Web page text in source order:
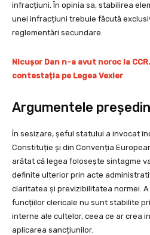
infracțiuni. În opinia sa, stabilirea
unei infracțiuni trebuie făcută
reglementări secundare.
Nicușor Dan n-a avut noroc la
contestația pe Legea Vexler
Argumentele
În sesizare, șeful statului a invocat
Constituție și din Convenția
arătat că legea folosește sintagme
definite ulterior prin acte
claritatea și previzibilitatea normei.
funcțiilor clericale nu sunt stabilite
interne ale cultelor, ceea ce ar crea
aplicarea sancțiunilor.